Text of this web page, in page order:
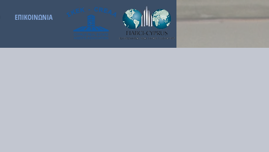
ΕΠΙΚΟΙΝΩΝΙΑ